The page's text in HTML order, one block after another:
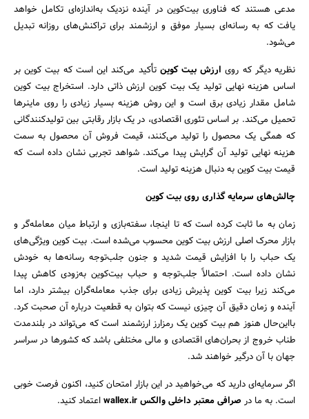
مدعی هستند که فناوری بیت‌کوین در آینده نزدیک به‌اندازه‌ای تکامل خواهد
یافت که به رسانه‌ای بسیار موفق و ارزشمند برای تراکنش‌های روزانه تبدیل
می‌شود.
نظریه دیگر که روی ارزش بیت کوین تأکید می‌کند این است که بیت کوین بر
اساس هزینه نهایی تولید یک بیت کوین ارزش ذاتی دارد. استخراج بیت کوین
شامل مقدار زیادی برق است و این روش هزینه بسیار زیادی را روی ماینرها
تحمیل می‌کند. بر اساس تئوری اقتصادی، در یک بازار رقابتی بین تولیدکنندگانی
که همگی یک محصول را تولید می‌کنند، قیمت فروش آن محصول به سمت
هزینه نهایی تولید آن گرایش پیدا می‌کند. شواهد تجربی نشان داده است که
قیمت بیت کوین به دنبال هزینه تولید است.
چالش‌های سرمایه گذاری روی بیت کوین
زمان به ما ثابت کرده است که تا اینجا، سفته‌بازی و ارتباط میان معامله‌گر و
بازار محرک اصلی ارزش بیت کوین محسوب می‌شده است. بیت کوین ویژگی‌های
یک حباب را با افزایش قیمت شدید و جنون جلب‌توجه رسانه‌ها به خودش
نشان داده است. احتمالاً جلب‌توجه و حباب بیت‌کوین به‌زودی کاهش پیدا
می‌کند زیرا بیت کوین پذیرش زیادی برای جذب معامله‌گران بیشتر دارد، اما
آینده و زمان دقیق آن چیزی نیست که بتوان به قطعیت درباره آن صحبت کرد.
با‌این‌حال هنوز هم بیت کوین یک رمزارز ارزشمند است که می‌تواند در بلندمدت
طناب خروج از بحران‌های اقتصادی و مالی مختلفی باشد که کشورها در سراسر
جهان با آن درگیر خواهند شد.
اگر سرمایه‌ای دارید که می‌خواهید در این بازار امتحان کنید، اکنون فرصت خوبی
است. به ما در صرافی معتبر داخلی والکسwallex.irاعتماد کنید.